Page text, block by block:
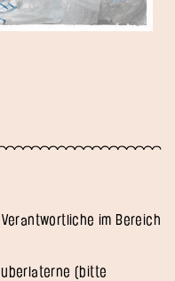
im Bereich
(bitte